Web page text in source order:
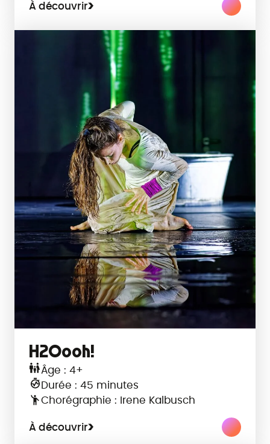
À découvrir
H2Oooh!
Âge : 4+
Durée : 45 minutes
Chorégraphie : Irene Kalbusch
À découvrir